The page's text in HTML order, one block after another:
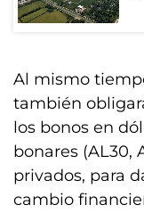
Al mismo
también
los bonos en
bonares (AL30,
privados, para
cambio